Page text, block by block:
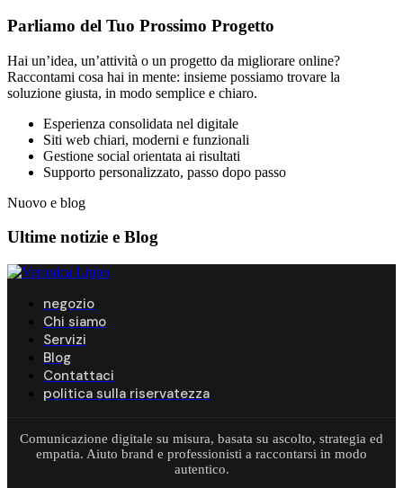
Parliamo del Tuo Prossimo Progetto
Hai un’idea, un’attività o un progetto da migliorare online?
Raccontami cosa hai in mente: insieme possiamo trovare la
soluzione giusta, in modo semplice e chiaro.
Esperienza consolidata nel digitale
Siti web chiari, moderni e funzionali
Gestione social orientata ai risultati
Supporto personalizzato, passo dopo passo
Nuovo e blog
Ultime notizie e Blog
negozio
Chi siamo
Servizi
Blog
Contattaci
politica sulla riservatezza
Comunicazione digitale su misura, basata su ascolto, strategia ed
empatia. Aiuto brand e professionisti a raccontarsi in modo
autentico.